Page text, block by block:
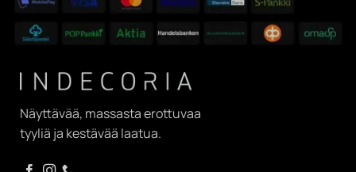
Näyttävää, massasta erottuvaa
tyyliä ja kestävää laatua.